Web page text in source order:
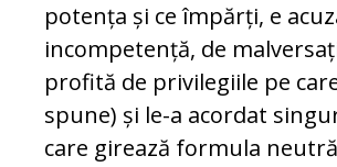
potența și ce împărți, e
incompetență, de
profită de privilegiile pe
spune) și le-a acordat
care girează formula